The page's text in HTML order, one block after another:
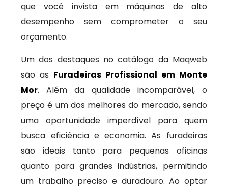
que você invista em máquinas de alto
desempenho sem comprometer o seu
orçamento.
Um dos destaques no catálogo da Maqweb
são as Furadeiras Profissional em Monte
Mor. Além da qualidade incomparável, o
preço é um dos melhores do mercado, sendo
uma oportunidade imperdível para quem
busca eficiência e economia. As furadeiras
são ideais tanto para pequenas oficinas
quanto para grandes indústrias, permitindo
um trabalho preciso e duradouro. Ao optar